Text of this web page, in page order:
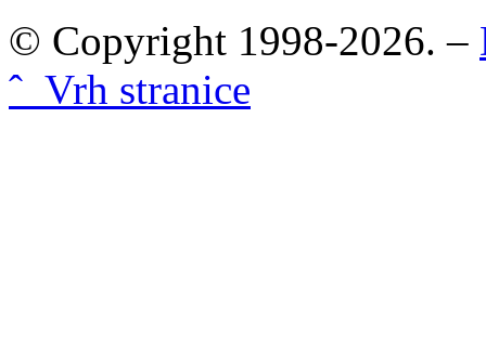
© Copyright 1998-2026. –
ˆ Vrh stranice